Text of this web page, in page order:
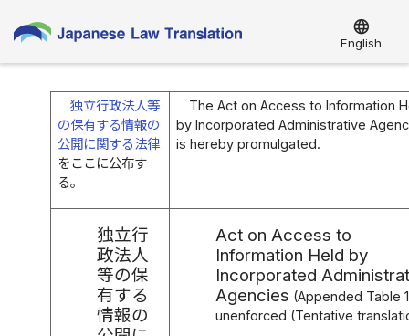
language
English
独立行政法人等
の保有する情報の
公開に関する法律
をここに公布す
る。
The Act on Access to Information
by Incorporated Administrative
is hereby promulgated.
独立行
政法人
等の保
有する
情報の
Act on Access to
Information Held by
Incorporated
Agencies (Appended Table
unenforced (Tentative